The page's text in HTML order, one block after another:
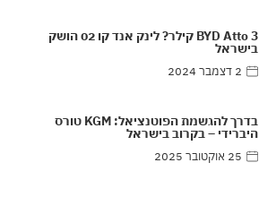
BYD Atto 3 קילר? לינק אנד קו 02 הושק
בישראל
2 דצמבר 2024
בדרך להגשמת הפוטנציאל: KGM טורס
היברידי – בקרוב בישראל
25 אוקטובר 2025